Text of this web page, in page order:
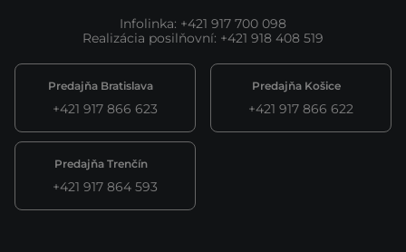
Infolinka: +421 917 700 098
Realizácia posilňovní: +421 918 408 519
Predajňa Bratislava
+421 917 866 623
Predajňa Košice
+421 917 866 622
Predajňa Trenčín
+421 917 864 593